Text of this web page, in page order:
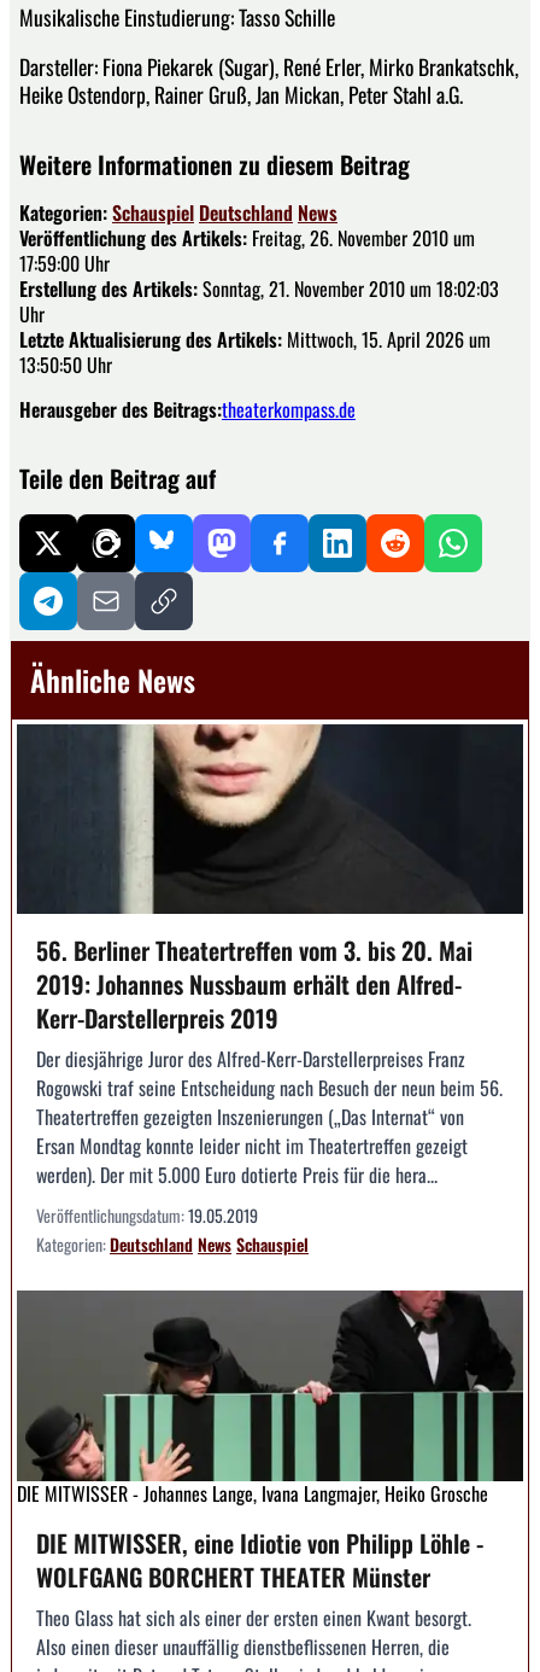
Musikalische Einstudierung: Tasso Schille
Darsteller: Fiona Piekarek (Sugar), René Erler, Mirko Brankatschk,
Heike Ostendorp, Rainer Gruß, Jan Mickan, Peter Stahl a.G.
Weitere Informationen zu diesem Beitrag
Kategorien:Schauspiel Deutschland News
Veröffentlichung des Artikels: Freitag, 26. November 2010 um
17:59:00 Uhr
Erstellung des Artikels:Sonntag, 21. November 2010 um 18:02:03
Uhr
Letzte Aktualisierung des Artikels: Mittwoch, 15. April 2026 um
13:50:50 Uhr
Herausgeber des Beitrags:theaterkompass.de
Teile den Beitrag auf
Ähnliche News
56. Berliner Theatertreffen vom 3. bis 20. Mai
2019: Johannes Nussbaum erhält den Alfred-
Kerr-Darstellerpreis 2019
Der diesjährige Juror des Alfred-Kerr-Darstellerpreises Franz
Rogowski traf seine Entscheidung nach Besuch der neun beim 56.
Theatertreffen gezeigten Inszenierungen („Das Internat“ von
Ersan Mondtag konnte leider nicht im Theatertreffen gezeigt
werden). Der mit 5.000 Euro dotierte Preis für die hera...
Veröffentlichungsdatum:19.05.2019
Kategorien:DeutschlandNewsSchauspiel
DIE MITWISSER - Johannes Lange, Ivana Langmajer, Heiko Grosche
DIE MITWISSER, eine Idiotie von Philipp Löhle -
WOLFGANG BORCHERT THEATER Münster
Theo Glass hat sich als einer der ersten einen Kwant besorgt.
Also einen dieser unauffällig dienstbeflissenen Herren, die